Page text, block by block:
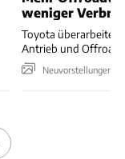
weniger
Toyota überarbeitet
Antrieb und
Neuvorstellungen &